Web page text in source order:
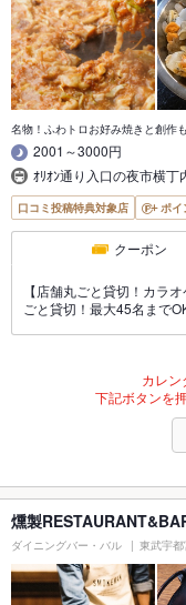
名物！ふわトロお好み焼きと創作
2001～3000円
ｵﾘｵﾝ通り入口の夜市横
口コミ投稿特典対象店 ポイ
クーポン
【店舗丸ごと貸切！カラ
ごと貸切！最大45名まで
カレン
下記ボタンを
燻製
ダイニングバー・バル 東武宇